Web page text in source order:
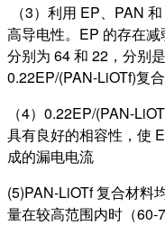
（3）利用 EP、PAN 和
高导电性。EP 的存在
分别为 64 和 22，分别
0.22EP/(PAN-LiOTf)复
（4）0.22EP/(PAN-
具有良好的相容性，使
成的漏电电流
(5)PAN-LiOTf 复合材料
量在较高范围内时（60-